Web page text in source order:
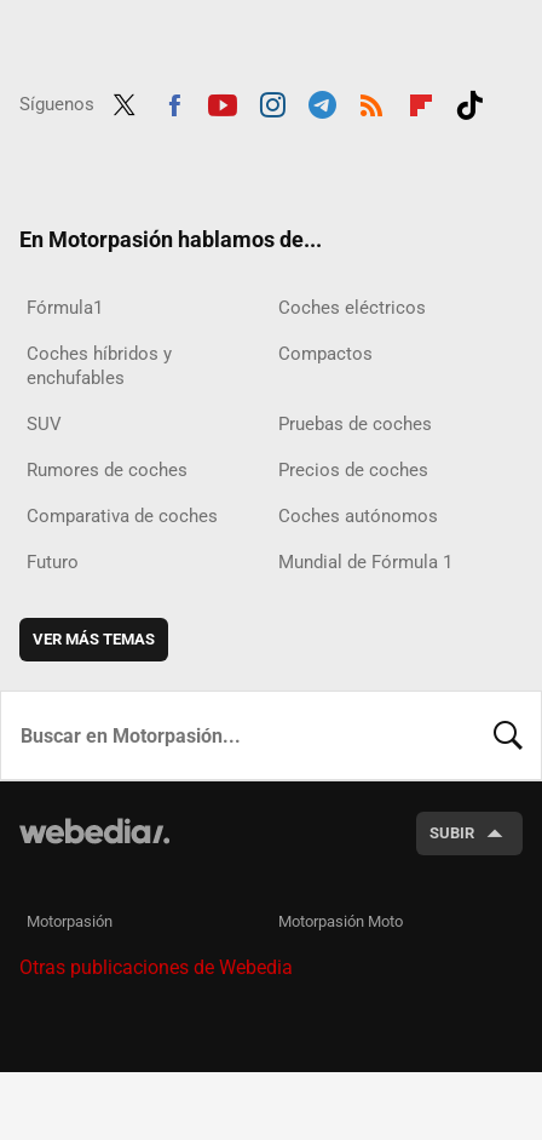
Síguenos
En Motorpasión hablamos de...
Fórmula1 Coches eléctricos
Coches híbridos y
enchufables
Compactos
SUV Pruebas de coches
Rumores de coches Precios de coches
Comparativa de coches Coches autónomos
Futuro Mundial de Fórmula 1
VER MÁS TEMAS
SUBIR
Motorpasión Motorpasión Moto
Otras publicaciones de Webedia